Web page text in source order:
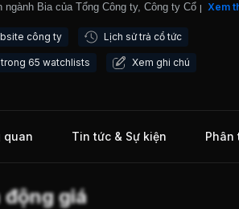
ngành Bia của Tổng Công ty, Công ty Cổ phần
triệu lít/năm cùng với dây chuyền đóng chai, lon
vùng trọng điểm sản xuất và tiêu thụ bia Sài Gòn,
cho các tỉnh thành này. BSQ chính thức được
Xem
công ty Lịch sử trả cổ tức
65 watchlists Xem ghi chú
quan Tin tức & Sự kiện Phân
động giá